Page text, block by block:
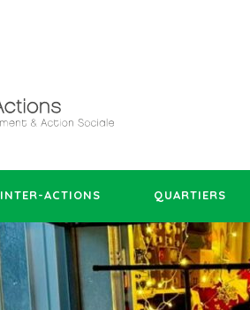
INTER-ACTIONS QUARTIERS